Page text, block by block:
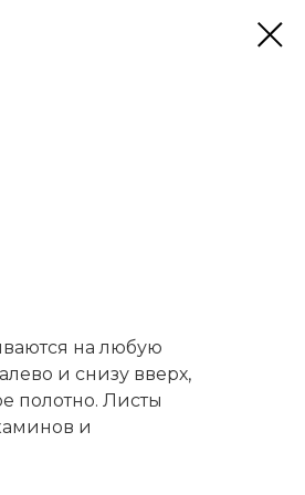
на любую
и снизу вверх,
полотно. Листы
и